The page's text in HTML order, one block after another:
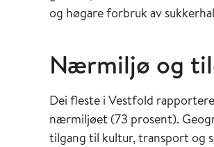
og høgare forbruk av
Nærmiljø og
Dei fleste i Vestfold
nærmiljøet (73 prosent).
tilgang til kultur, transport og